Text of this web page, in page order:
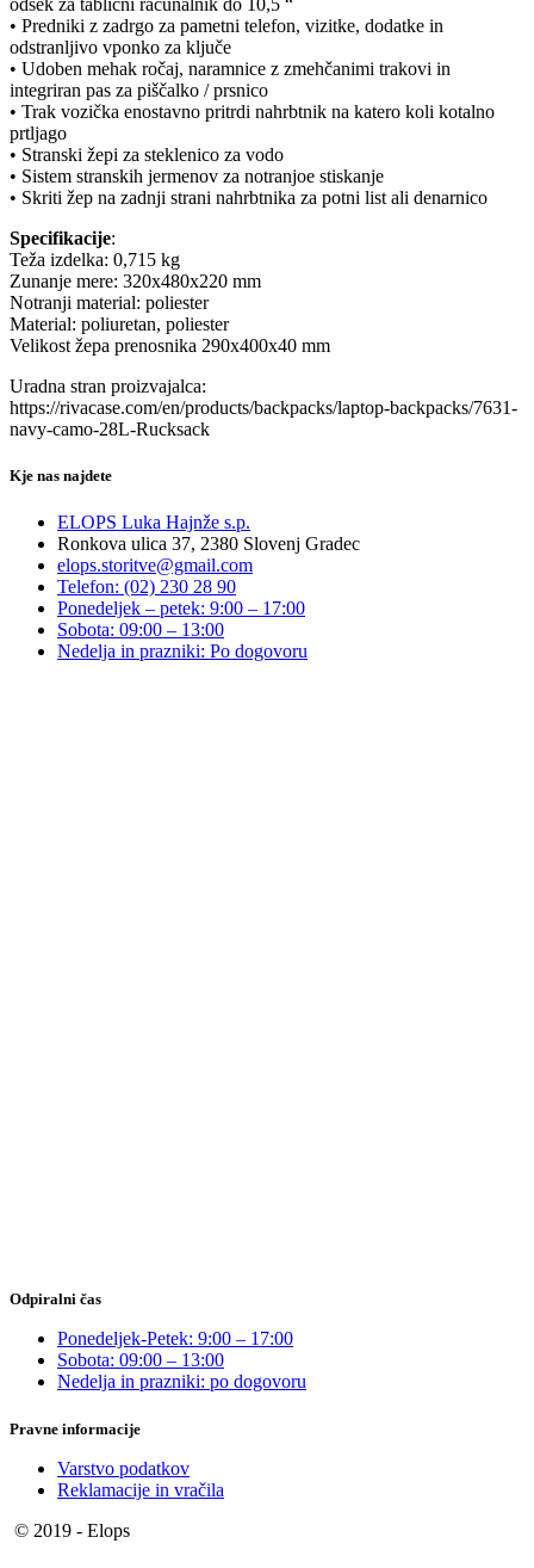
• Predniki z zadrgo za pametni telefon, vizitke, dodatke in
odstranljivo vponko za ključe
• Udoben mehak ročaj, naramnice z zmehčanimi trakovi in
integriran pas za piščalko / prsnico
• Trak vozička enostavno pritrdi nahrbtnik na katero koli kotalno
prtljago
• Stranski žepi za steklenico za vodo
• Sistem stranskih jermenov za notranjoe stiskanje
• Skriti žep na zadnji strani nahrbtnika za potni list ali denarnico
Specifikacije:
Teža izdelka: 0,715 kg
Zunanje mere: 320x480x220 mm
Notranji material: poliester
Material: poliuretan, poliester
Velikost žepa prenosnika 290x400x40 mm
Uradna stran proizvajalca:
https://rivacase.com/en/products/backpacks/laptop-backpacks/7631-
navy-camo-28L-Rucksack
Kje nas najdete
ELOPS Luka Hajnže s.p.
Ronkova ulica 37, 2380 Slovenj Gradec
elops.storitve@gmail.com
Telefon: (02) 230 28 90
Ponedeljek – petek: 9:00 – 17:00
Sobota: 09:00 – 13:00
Nedelja in prazniki: Po dogovoru
Odpiralni čas
Ponedeljek-Petek: 9:00 – 17:00
Sobota: 09:00 – 13:00
Nedelja in prazniki: po dogovoru
Pravne informacije
Varstvo podatkov
Reklamacije in vračila
© 2019 - Elops